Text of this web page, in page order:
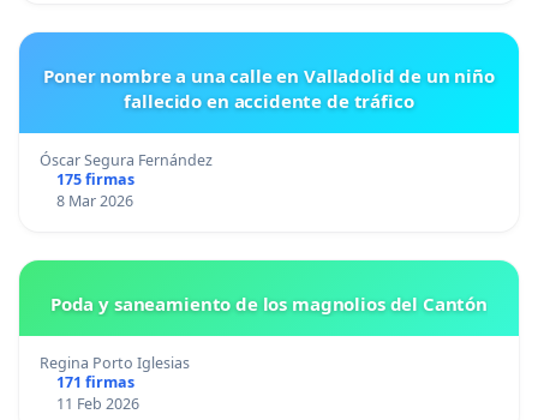
Poner nombre a una calle en Valladolid de un niño
fallecido en accidente de tráfico
Óscar Segura Fernández
175 firmas
8 Mar 2026
Poda y saneamiento de los magnolios del Cantón
Regina Porto Iglesias
171 firmas
11 Feb 2026